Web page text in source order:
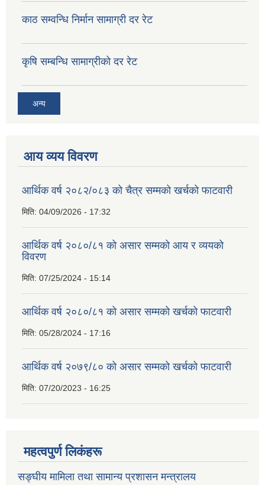
काठ सम्वन्धि निर्मान सामाग्री दर रेट
कृषि सम्बन्धि सामाग्रीको दर रेट
अन्य
आय व्यय विवरण
आर्थिक वर्ष २०८२/०८३ को चैत्र सम्मको खर्चको फाटवारी
मिति: 04/09/2026 - 17:32
आर्थिक वर्ष २०८०/८१ को असार सम्मको आय र व्ययको
विवरण
मिति: 07/25/2024 - 15:14
आर्थिक वर्ष २०८०/८१ को असार सम्मको खर्चको फाटवारी
मिति: 05/28/2024 - 17:16
आर्थिक वर्ष २०७९/८० को असार सम्मको खर्चको फाटवारी
मिति: 07/20/2023 - 16:25
महत्वपुर्ण लिकंहरू
सङ्घीय मामिला तथा सामान्य प्रशासन मन्त्रालय